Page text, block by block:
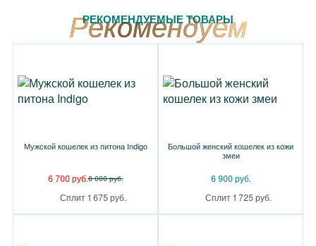
РЕКОМЕНДУЕМЫЕ ТОВАРЫ
Мужской кошелек из питона Indigo
6 700 руб.8 000 руб.
Сплит 1 675 руб.
Большой женский кошелек из кожи
змеи
6 900 руб.
Сплит 1 725 руб.